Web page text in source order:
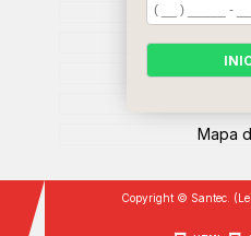
Mapa
Copyright © Santec.